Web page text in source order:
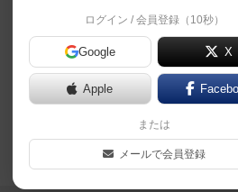
１）ゲーム名：フォレ
２）勝利条件：ゲーム
イヤーが勝利者となる
カード３６枚が追加・
「上下分割カード」１
ド」１０枚②ゲームの
張版のカードを全て混
ログイン / 会員登録（10秒）
Google X
Apple
または
メールで会員登録